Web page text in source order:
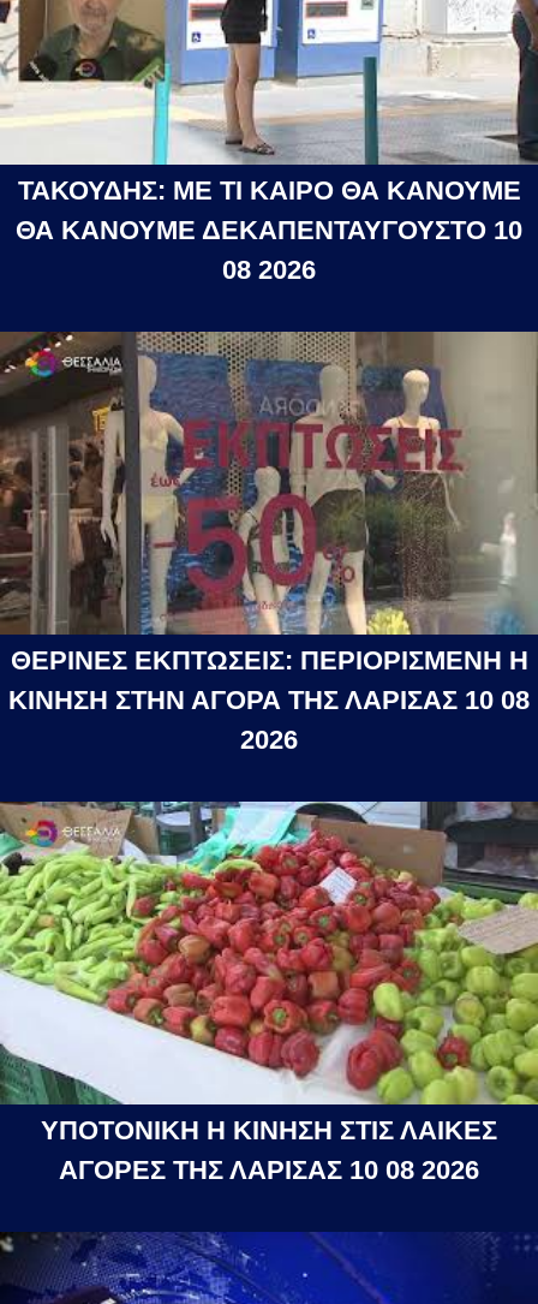
ΤΑΚΟΥΔΗΣ: ΜΕ ΤΙ ΚΑΙΡΟ ΘΑ ΚΑΝΟΥΜΕ
ΘΑ ΚΑΝΟΥΜΕ ΔΕΚΑΠΕΝΤΑΥΓΟΥΣΤΟ 10
08 2026
ΘΕΡΙΝΕΣ ΕΚΠΤΩΣΕΙΣ: ΠΕΡΙΟΡΙΣΜΕΝΗ Η
ΚΙΝΗΣΗ ΣΤΗΝ ΑΓΟΡΑ ΤΗΣ ΛΑΡΙΣΑΣ 10 08
2026
ΥΠΟΤΟΝΙΚΗ Η ΚΙΝΗΣΗ ΣΤΙΣ ΛΑΙΚΕΣ
ΑΓΟΡΕΣ ΤΗΣ ΛΑΡΙΣΑΣ 10 08 2026